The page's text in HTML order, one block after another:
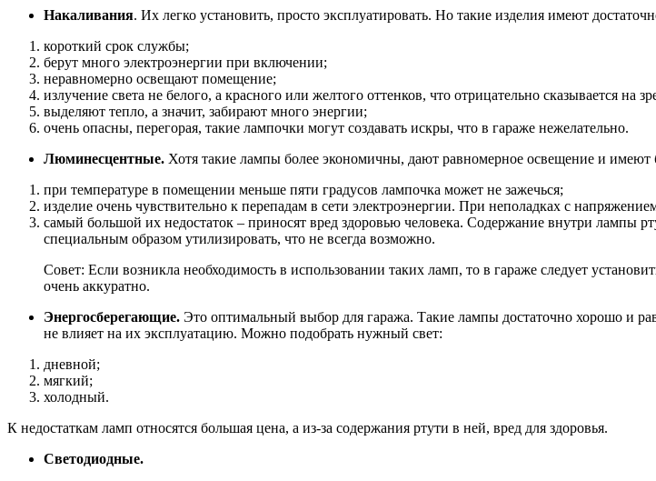
Накаливания. Их легко установить, просто эксплуатировать. Но такие изделия имеют
короткий срок службы;
берут много электроэнергии при включении;
неравномерно освещают помещение;
излучение света не белого, а красного или желтого оттенков, что отрицательно сказывается на
выделяют тепло, а значит, забирают много энергии;
очень опасны, перегорая, такие лампочки могут создавать искры, что в гараже нежелательно.
Люминесцентные. Хотя такие лампы более экономичны, дают равномерное освещение и имеют
при температуре в помещении меньше пяти градусов лампочка может не зажечься;
изделие очень чувствительно к перепадам в сети электроэнергии. При неполадках с
самый большой их недостаток – приносят вред здоровью человека. Содержание внутри лампы
специальным образом утилизировать, что не всегда возможно.
Совет: Если возникла необходимость в использовании таких ламп, то в гараже следует
очень аккуратно.
Энергосберегающие. Это оптимальный выбор для гаража. Такие лампы достаточно хорошо и
не влияет на их эксплуатацию. Можно подобрать нужный свет:
дневной;
мягкий;
холодный.
К недостаткам ламп относятся большая цена, а из-за содержания ртути в ней, вред для здоровья.
Светодиодные.